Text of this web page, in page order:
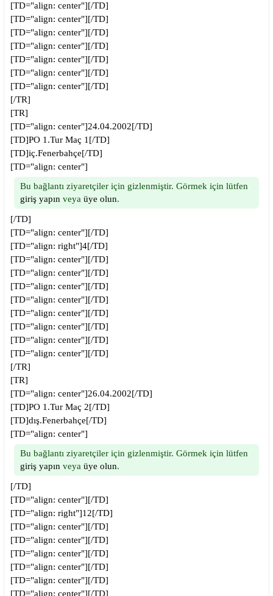
[TD="align: center"][/TD]
[TD="align: center"][/TD]
[TD="align: center"][/TD]
[TD="align: center"][/TD]
[TD="align: center"][/TD]
[TD="align: center"][/TD]
[TD="align: center"][/TD]
[/TR]
[TR]
[TD="align: center"]24.04.2002[/TD]
[TD]PO 1.Tur Maç 1[/TD]
[TD]iç.Fenerbahçe[/TD]
[TD="align: center"]
Bu bağlantı ziyaretçiler için gizlenmiştir. Görmek için lütfen
giriş yapın veya üye olun.
[/TD]
[TD="align: center"][/TD]
[TD="align: right"]4[/TD]
[TD="align: center"][/TD]
[TD="align: center"][/TD]
[TD="align: center"][/TD]
[TD="align: center"][/TD]
[TD="align: center"][/TD]
[TD="align: center"][/TD]
[TD="align: center"][/TD]
[TD="align: center"][/TD]
[/TR]
[TR]
[TD="align: center"]26.04.2002[/TD]
[TD]PO 1.Tur Maç 2[/TD]
[TD]dış.Fenerbahçe[/TD]
[TD="align: center"]
Bu bağlantı ziyaretçiler için gizlenmiştir. Görmek için lütfen
giriş yapın veya üye olun.
[/TD]
[TD="align: center"][/TD]
[TD="align: right"]12[/TD]
[TD="align: center"][/TD]
[TD="align: center"][/TD]
[TD="align: center"][/TD]
[TD="align: center"][/TD]
[TD="align: center"][/TD]
[TD="align: center"][/TD]